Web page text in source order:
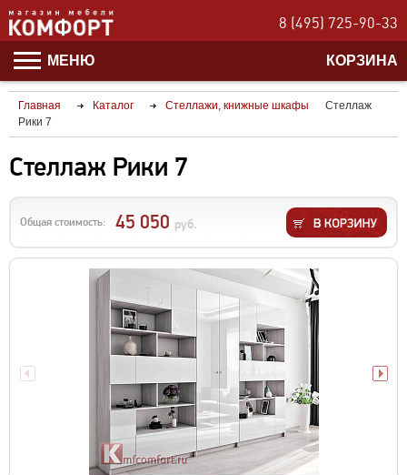
8 (495) 725-90-33
МЕНЮ КОРЗИНА
Главная Каталог Стеллажи, книжные шкафы
Стеллаж
Рики 7
Стеллаж Рики 7
Общая стоимость: 45 050 руб.